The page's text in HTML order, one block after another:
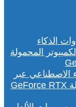
الاصطناعي عبر
أجهزة الكمبيوتر المحمولة GeForce RTX